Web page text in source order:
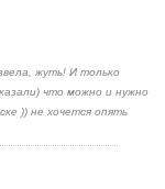
жуть! И только
что можно и нужно
)) не хочется опять